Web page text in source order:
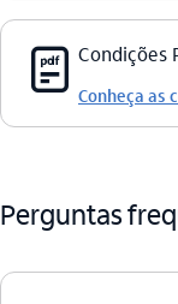
pdf_outlineCondições
Conheça as
Perguntas